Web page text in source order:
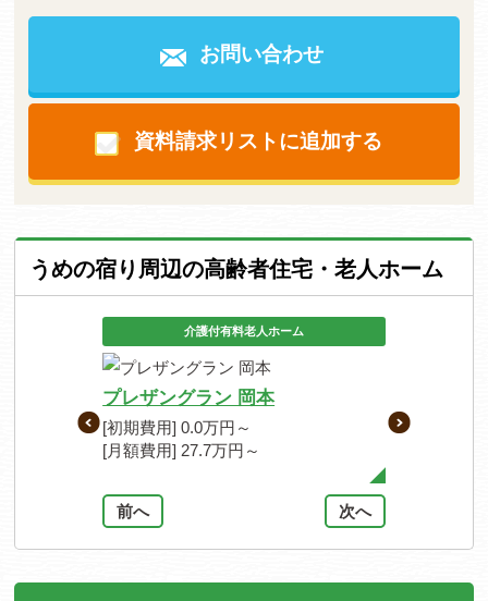
お問い合わせ
資料請求リストに追加する
うめの宿り周辺の高齢者住宅・老人ホーム
介護付有料老人ホーム
プレザングラン 岡本
[初期費用] 0.0万円～
[月額費用] 27.7万円～
[初期費用]
前へ 次へ